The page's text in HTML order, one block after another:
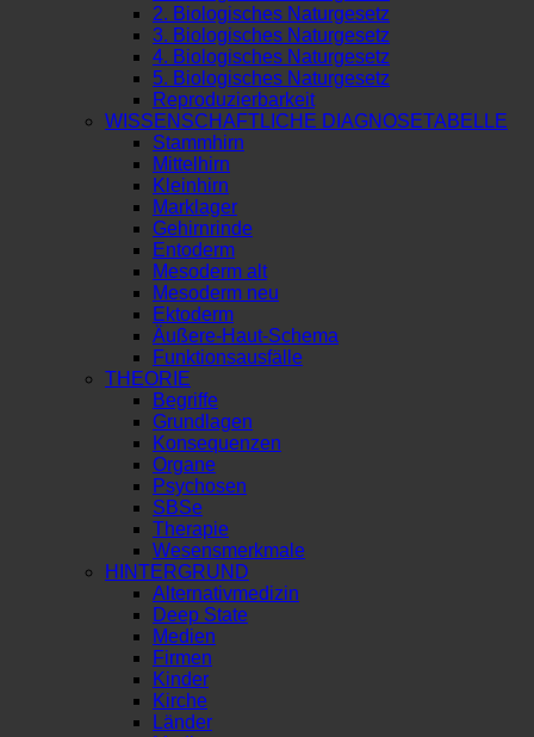
2. Biologisches Naturgesetz
3. Biologisches Naturgesetz
4. Biologisches Naturgesetz
5. Biologisches Naturgesetz
Reproduzierbarkeit
WISSENSCHAFTLICHE DIAGNOSETABELLE
Stammhirn
Mittelhirn
Kleinhirn
Marklager
Gehirnrinde
Entoderm
Mesoderm alt
Mesoderm neu
Ektoderm
Äußere-Haut-Schema
Funktionsausfälle
THEORIE
Begriffe
Grundlagen
Konsequenzen
Organe
Psychosen
SBSe
Therapie
Wesensmerkmale
HINTERGRUND
Alternativmedizin
Deep State
Medien
Firmen
Kinder
Kirche
Länder